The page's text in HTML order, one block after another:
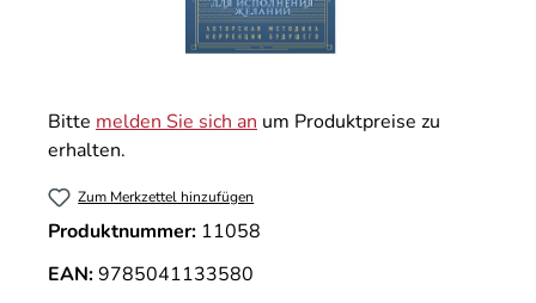
Bitte melden Sie sich an um Produktpreise zu
erhalten.
Zum Merkzettel hinzufügen
Produktnummer: 11058
EAN:9785041133580